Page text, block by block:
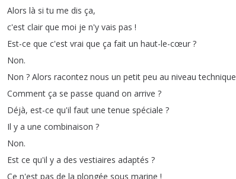
Alors là si tu me dis ça,
c'est clair que moi je n'y vais pas !
Est-ce que c'est vrai que ça fait un haut-le-cœur ?
Non.
Non ? Alors racontez nous un petit peu au niveau technique
Comment ça se passe quand on arrive ?
Déjà, est-ce qu'il faut une tenue spéciale ?
Il y a une combinaison ?
Non.
Est ce qu'il y a des vestiaires adaptés ?
Ce n'est pas de la plongée sous marine !